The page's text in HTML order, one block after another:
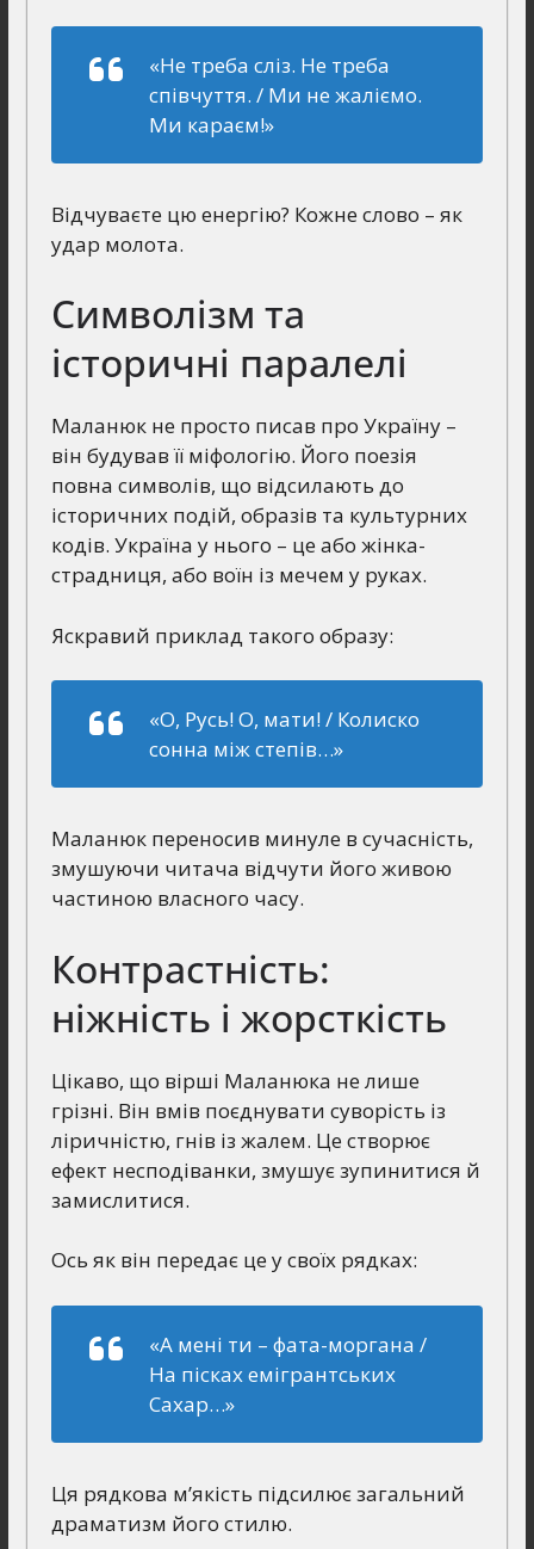
«Не треба сліз. Не треба
співчуття. / Ми не жаліємо.
Ми караєм!»
Відчуваєте цю енергію? Кожне слово – як
удар молота.
Символізм та
історичні паралелі
Маланюк не просто писав про Україну –
він будував її міфологію. Його поезія
повна символів, що відсилають до
історичних подій, образів та культурних
кодів. Україна у нього – це або жінка-
страдниця, або воїн із мечем у руках.
Яскравий приклад такого образу:
«О, Русь! О, мати! / Колиско
сонна між степів…»
Маланюк переносив минуле в сучасність,
змушуючи читача відчути його живою
частиною власного часу.
Контрастність:
ніжність і жорсткість
Цікаво, що вірші Маланюка не лише
грізні. Він вмів поєднувати суворість із
ліричністю, гнів із жалем. Це створює
ефект несподіванки, змушує зупинитися й
замислитися.
Ось як він передає це у своїх рядках:
«А мені ти – фата-моргана /
На пісках емігрантських
Сахар…»
Ця рядкова м’якість підсилює загальний
драматизм його стилю.